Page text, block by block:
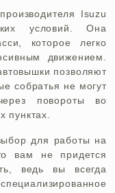
Isuzu
условий. Она
которое легко
движением.
позволяют
собратья не могут
повороты во
пунктах.
для работы на
вам не придется
ведь вы всегда